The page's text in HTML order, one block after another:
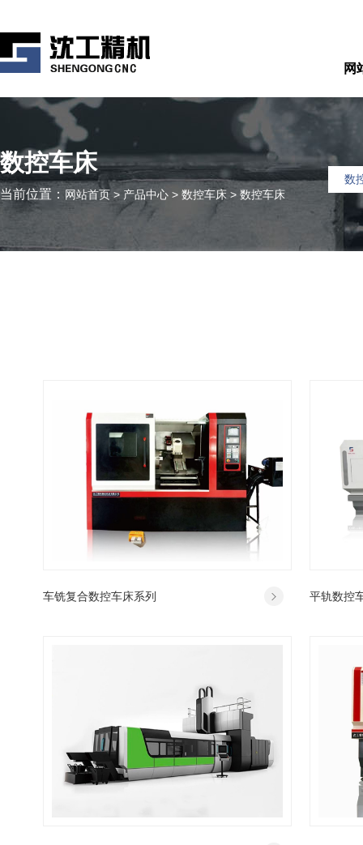
网
数
数控车床
当前位置： 网站首页 > 产品中心 > 数控车床 > 数控车床
车铣复合数控车床系列 平轨数控